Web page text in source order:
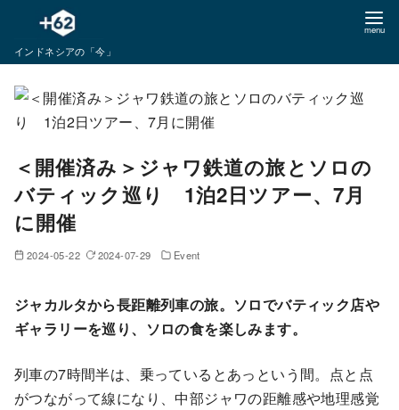
テインドネシアの「今」
＜開催済み＞ジャワ鉄道の旅とソロの
バティック巡り 1泊2日ツアー、7月
に開催
2024-05-22 2024-07-29 Event
ジャカルタから長距離列車の旅。ソロでバティック店や
ギャラリーを巡り、ソロの食を楽しみます。
列車の7時間半は、乗っているとあっという間。点と点
がつながって線になり、中部ジャワの距離感や地理感覚